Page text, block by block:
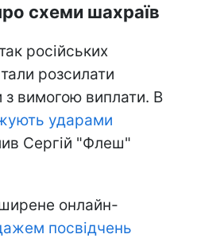
схеми шахраїв
російських
розсилати
з вимогою виплати. В
ударами
Сергій "Флеш"
онлайн-
посвідчень